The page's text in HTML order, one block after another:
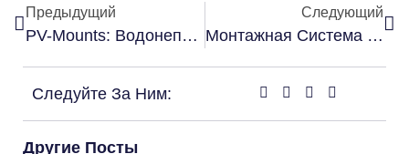
Предыдущий
PV-Mounts: Водонепроницаемые Навесы Для Солнечных Батарей Для Устойчивого Производства Энергии
Следующий
Монтажная Система С Регулируемым Наклоном 2 КВт В Армении
Следуйте За Ним:
Другие Посты